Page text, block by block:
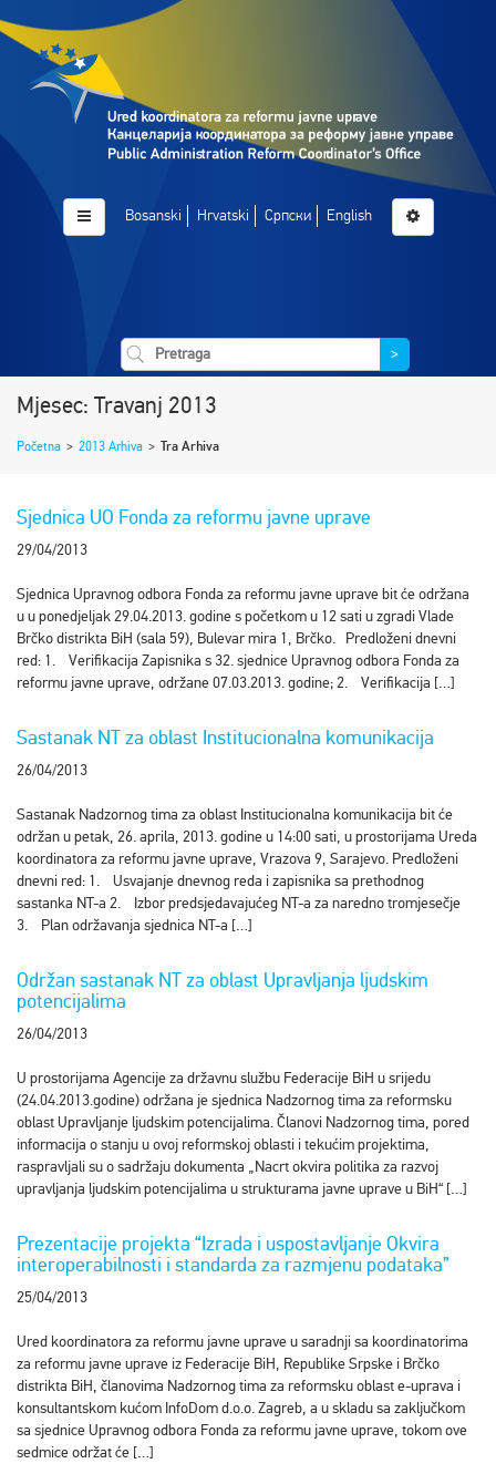
Bosanski Hrvatski Српски English
>
Mjesec: Travanj 2013
Početna > 2013 Arhiva > Tra Arhiva
Sjednica UO Fonda za reformu javne uprave
29/04/2013
Sjednica Upravnog odbora Fonda za reformu javne uprave bit će održana
u u ponedjeljak 29.04.2013. godine s početkom u 12 sati u zgradi Vlade
Brčko distrikta BiH (sala 59), Bulevar mira 1, Brčko. Predloženi dnevni
red: 1. Verifikacija Zapisnika s 32. sjednice Upravnog odbora Fonda za
reformu javne uprave, održane 07.03.2013. godine; 2. Verifikacija […]
Sastanak NT za oblast Institucionalna komunikacija
26/04/2013
Sastanak Nadzornog tima za oblast Institucionalna komunikacija bit će
održan u petak, 26. aprila, 2013. godine u 14:00 sati, u prostorijama Ureda
koordinatora za reformu javne uprave, Vrazova 9, Sarajevo. Predloženi
dnevni red: 1. Usvajanje dnevnog reda i zapisnika sa prethodnog
sastanka NT-a 2. Izbor predsjedavajućeg NT-a za naredno tromjesečje
3. Plan održavanja sjednica NT-a […]
Održan sastanak NT za oblast Upravljanja ljudskim
potencijalima
26/04/2013
U prostorijama Agencije za državnu službu Federacije BiH u srijedu
(24.04.2013.godine) održana je sjednica Nadzornog tima za reformsku
oblast Upravljanje ljudskim potencijalima. Članovi Nadzornog tima, pored
informacija o stanju u ovoj reformskoj oblasti i tekućim projektima,
raspravljali su o sadržaju dokumenta „Nacrt okvira politika za razvoj
upravljanja ljudskim potencijalima u strukturama javne uprave u BiH“ […]
Prezentacije projekta “Izrada i uspostavljanje Okvira
interoperabilnosti i standarda za razmjenu podataka”
25/04/2013
Ured koordinatora za reformu javne uprave u saradnji sa koordinatorima
za reformu javne uprave iz Federacije BiH, Republike Srpske i Brčko
distrikta BiH, članovima Nadzornog tima za reformsku oblast e-uprava i
konsultantskom kućom InfoDom d.o.o. Zagreb, a u skladu sa zaključkom
sa sjednice Upravnog odbora Fonda za reformu javne uprave, tokom ove
sedmice održat će […]